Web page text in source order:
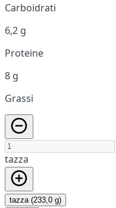
Carboidrati
6,2 g
Proteine
8 g
Grassi
tazza
tazza (233,0 g)